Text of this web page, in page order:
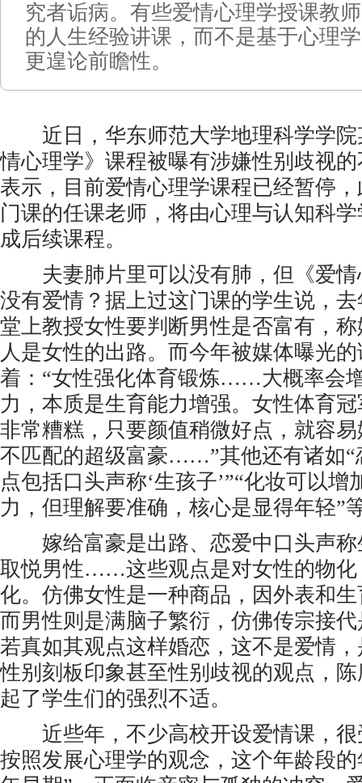
究者诟病。有些爱情心理学授课教
的人生经验讲课，而不是基于心理
更遑论前瞻性。
近日，华东师范大学地理科学学院
情心理学》课程被曝有涉嫌性别歧视
表示，目前爱情心理学课程已经暂停
门课的任课老师，将由心理与认知科
成后续课程。
夫妻肺片里可以没有肺，但《爱情
没有爱情？据上过这门课的学生说，
堂上教授女性要判断男性是否富有，
人是女性的出路。而今年被媒体曝光
着：“女性强化体育锻炼……大概率会
力，本质是生育能力增强。女性体育
非常糟糕，只要颜值稍微好点，就容
不匹配的超级富豪……”其他还有诸如“
点包括口头声称‘生孩子’”“化妆可以增
力，但理解要准确，核心是显得年轻”
嫁给富豪是出路、恋爱中口头声称
取悦男性……这些观点是对女性的物化
化。仿佛女性是一种商品，因外表和
而男性则是满脑子繁衍，仿佛传宗接
若真如其观点这样婚恋，这不是爱情
性别刻板印象甚至性别歧视的观点，
起了学生们的强烈不适。
近些年，不少高校开设爱情课，很
按照发展心理学的观念，这个年龄段